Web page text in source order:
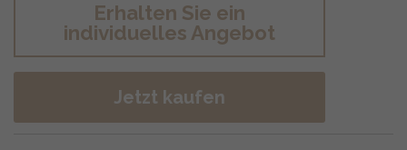
Erhalten Sie ein
individuelles Angebot
Jetzt kaufen